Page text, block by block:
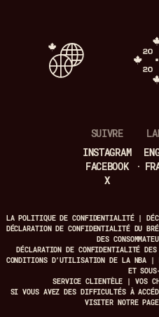
SUIVRE
INSTAGRAM
FACEBOOK
X
LA POLITIQUE DE CONFIDENTIALITÉ|
DÉCLARATION DE CONFIDENTIALITÉ DU
DES
DÉCLARATION DE CONFIDENTIALITÉ DES
CONDITIONS D’UTILISATION DE LA NBA |
ET
SERVICE CLIENTÈLE |VOS
SI VOUS AVEZ DES DIFFICULTÉS À
VISITER NOTRE